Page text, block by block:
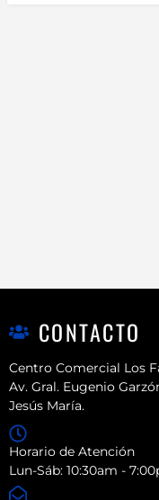
CONTACTO
Centro Comercial Los
Av. Gral. Eugenio
Jesús María.
Horario de Atención
Lun-Sáb: 10:30am -